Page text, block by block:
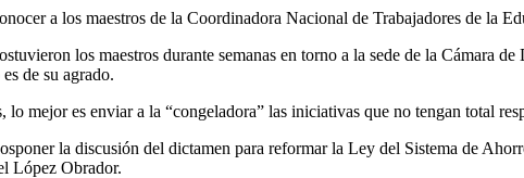
a los maestros de la Coordinadora Nacional de Trabajadores de la
los maestros durante semanas en torno a la sede de la Cámara
de su agrado.
mejor es enviar a la “congeladora” las iniciativas que no tengan total
la discusión del dictamen para reformar la Ley del Sistema de
López Obrador.